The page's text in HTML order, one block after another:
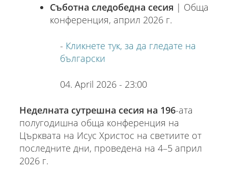
Съботна следобедна сесия | Обща
конференция, април 2026 г.
- Кликнете тук, за да гледате на
български
04. April 2026 - 23:00
Неделната сутрешна сесия на 196-ата
полугодишна обща конференция на
Църквата на Исус Христос на светиите от
последните дни, проведена на 4–5 април
2026 г.